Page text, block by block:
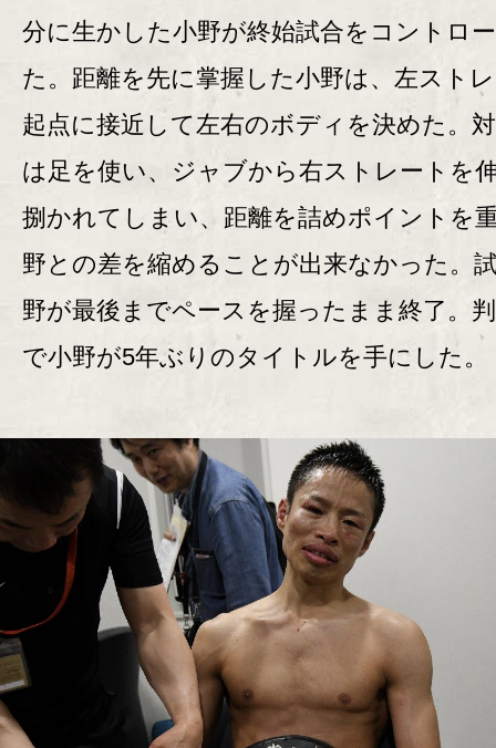
分に生かした小野が終始試合をコントロ
た。距離を先に掌握した小野は、左スト
起点に接近して左右のボディを決めた。
は足を使い、ジャブから右ストレートを
捌かれてしまい、距離を詰めポイントを
野との差を縮めることが出来なかった。
野が最後までペースを握ったまま終了。
で小野が5年ぶりのタイトルを手にした。